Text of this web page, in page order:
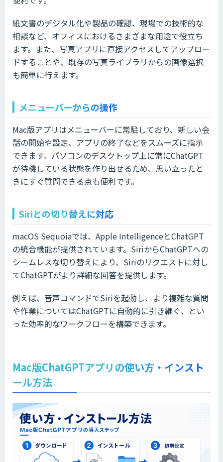
紙文書のデジタル化や製品の確認、現場での技術的な
相談など、オフィスにおけるさまざまな用途で役立ち
ます。また、写真アプリに直接アクセスしてアップロー
ドすることや、既存の写真ライブラリからの画像選択
も簡単に行えます。
メニューバーからの操作
Mac版アプリはメニューバーに常駐しており、新しい会
話の開始や設定、アプリの終了などをスムーズに指示
できます。パソコンのデスクトップ上に常にChatGPT
が待機している状態を作り出せるため、思い立ったと
きにすぐ質問できる点も便利です。
Siriとの切り替えに対応
macOS Sequoiaでは、Apple IntelligenceとChatGPT
の統合機能が提供されています。SiriからChatGPTへの
シームレスな切り替えにより、Siriのリクエストに対し
てChatGPTがより詳細な回答を提供します。
例えば、音声コマンドでSiriを起動し、より複雑な質問
や作業についてはChatGPTに自動的に引き継ぐ、とい
った効率的なワークフローを構築できます。
Mac版ChatGPTアプリの使い方・インスト
ール方法